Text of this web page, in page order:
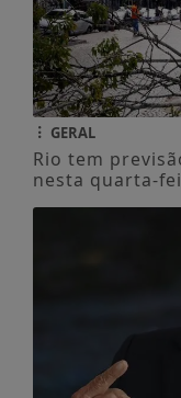
GERAL
Rio tem
nesta quarta-